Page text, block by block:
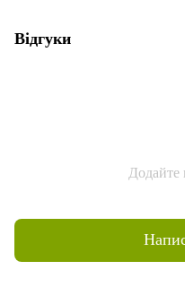
Відгуки
Додайте